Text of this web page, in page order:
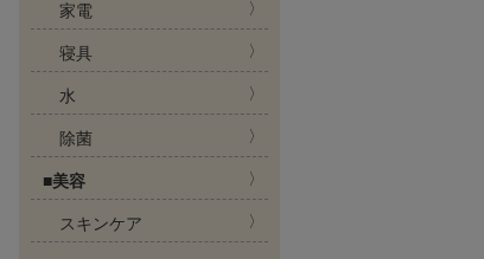
家電
寝具
水
除菌
■美容
スキンケア